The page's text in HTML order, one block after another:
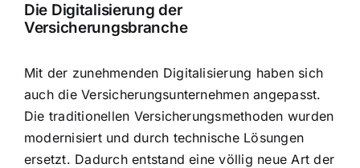
Die Digitalisierung der
Versicherungsbranche
Mit der zunehmenden Digitalisierung haben sich
auch die Versicherungsunternehmen angepasst.
Die traditionellen Versicherungsmethoden wurden
modernisiert und durch technische Lösungen
ersetzt. Dadurch entstand eine völlig neue Art der